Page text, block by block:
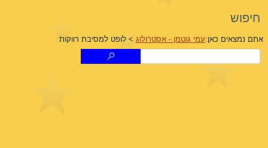
חיפוש
אתם נמצאים כאן:עמי גוטמן - אסטרולוג > לופט למסיבת רווקות